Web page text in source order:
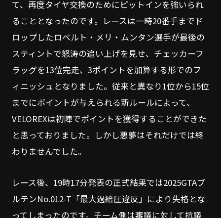
て、再度タイヤ交換のためにピットインを強いられ
ることとなったのです。レースは一時20番手までド
ロップしたロベルト・メリ・ムンタン選手が最後の
スティントで怒涛の追い上げを見せ、チェッカーフ
ラッグを13位完走、3ポイントを加算する形でのフ
ィニッシュとなりました。従来と異なり1位から15位
までにポイントが与えられる新ルールによって、
VELOREXは初陣でポイントを獲得することができた
と思っておりました。しかし悪夢はそれだけでは終
わりませんでした。
レース後、19時17分発表の正式結果では2025GTAブ
ルテンNo.012-T「最大過給圧違反」により失格とな
ってしまったのです。チーム側は審議に対して抗議